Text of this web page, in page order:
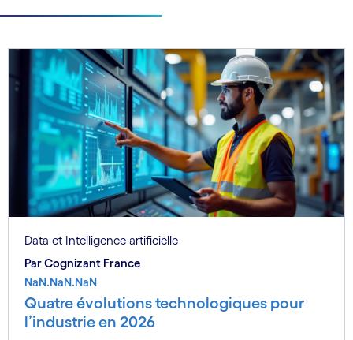
Data et Intelligence artificielle
Par Cognizant France
NaN.NaN.NaN
Quatre évolutions technologiques pour
l’industrie en 2026